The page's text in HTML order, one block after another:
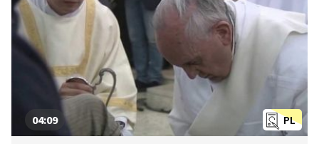
moderátor pořadu Hyde Park Civilizace Daniel Stach
a moderátorka Událostí Jana Peroutková sdíleli své
názory na dobu, kdy média nebyla svobodná. Dokázali
by si vůbec představit, že by museli pracovat podle
konkrétního politického zadání a že by možnost klást
kritické otázky byla zásadně omezena?
PL
04:09